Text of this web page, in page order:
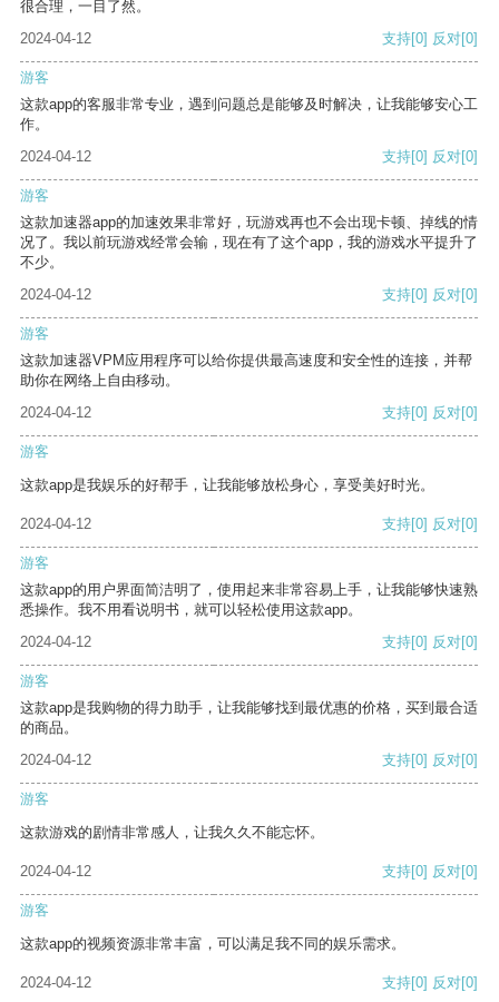
很合理，一目了然。
2024-04-12
支持[0] 反对[0]
游客
这款app的客服非常专业，遇到问题总是能够及时解决，让我能够安心工
作。
2024-04-12
支持[0] 反对[0]
游客
这款加速器app的加速效果非常好，玩游戏再也不会出现卡顿、掉线的情
况了。我以前玩游戏经常会输，现在有了这个app，我的游戏水平提升了
不少。
2024-04-12
支持[0] 反对[0]
游客
这款加速器VPM应用程序可以给你提供最高速度和安全性的连接，并帮
助你在网络上自由移动。
2024-04-12
支持[0] 反对[0]
游客
这款app是我娱乐的好帮手，让我能够放松身心，享受美好时光。
2024-04-12 支持[0] 反对[0]
游客
这款app的用户界面简洁明了，使用起来非常容易上手，让我能够快速熟
悉操作。我不用看说明书，就可以轻松使用这款app。
2024-04-12
支持[0] 反对[0]
游客
这款app是我购物的得力助手，让我能够找到最优惠的价格，买到最合适
的商品。
2024-04-12
支持[0] 反对[0]
游客
这款游戏的剧情非常感人，让我久久不能忘怀。
2024-04-12 支持[0] 反对[0]
游客
这款app的视频资源非常丰富，可以满足我不同的娱乐需求。
2024-04-12 支持[0] 反对[0]